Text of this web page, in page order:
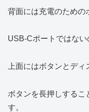
背面には充電のための
USB-Cポートではない
上面にはボタンとディ
ボタンを長押しするこ
す。